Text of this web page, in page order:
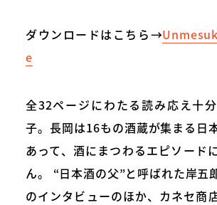
ダウンロードはこちら→
e
全32ページにわたる読み応え十
子。長岡は16もの酒蔵が集まる日
あって、酒にまつわるエピソード
ん。 “日本酒の父”と呼ばれた岸五
のインタビューのほか、カネセ商